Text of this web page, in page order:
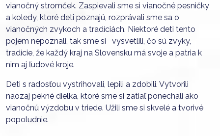
vianočný stromček. Zaspievali sme si vianočné pesničky
a koledy, ktoré deti poznajú, rozprávali sme sa o
vianočných zvykoch a tradíciách. Niektoré deti tento
pojem nepoznali, tak sme si vysvetlili, čo sú zvyky,
tradície, že každý kraj na Slovensku má svoje a patria k
nim aj ľudové kroje.
Deti s radosťou vystrihovali, lepili a zdobili. Vytvorili
naozaj pekné dielka, ktoré sme si zatiaľ ponechali ako
vianočnú výzdobu v triede. Užili sme si skvelé a tvorivé
popoludnie.